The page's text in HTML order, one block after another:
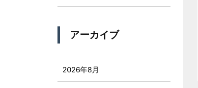
アーカイブ
2026年8月